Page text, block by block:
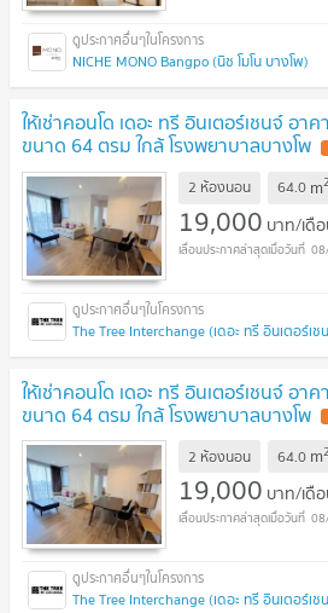
NICHE MONO Bangpo (นิช โมโน บางโพ)
ให้เช่าคอนโด เดอะ ทรี อินเตอร์เชนจ์ อ
ขนาด 64 ตรม ใกล้ โรงพยาบาลบางโพ
2 ห้องนอน 64.0 m2
19,000 บาท/เดื
The Tree Interchange (เดอะ ทรี อินเตอร์เช
ให้เช่าคอนโด เดอะ ทรี อินเตอร์เชนจ์ อ
ขนาด 64 ตรม ใกล้ โรงพยาบาลบางโพ
2 ห้องนอน 64.0 m2
19,000 บาท/เดื
The Tree Interchange (เดอะ ทรี อินเตอร์เช